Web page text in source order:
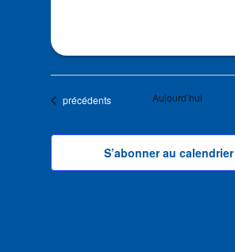
Évènements
précédents Aujourd’hui
S’abonner au calendrier